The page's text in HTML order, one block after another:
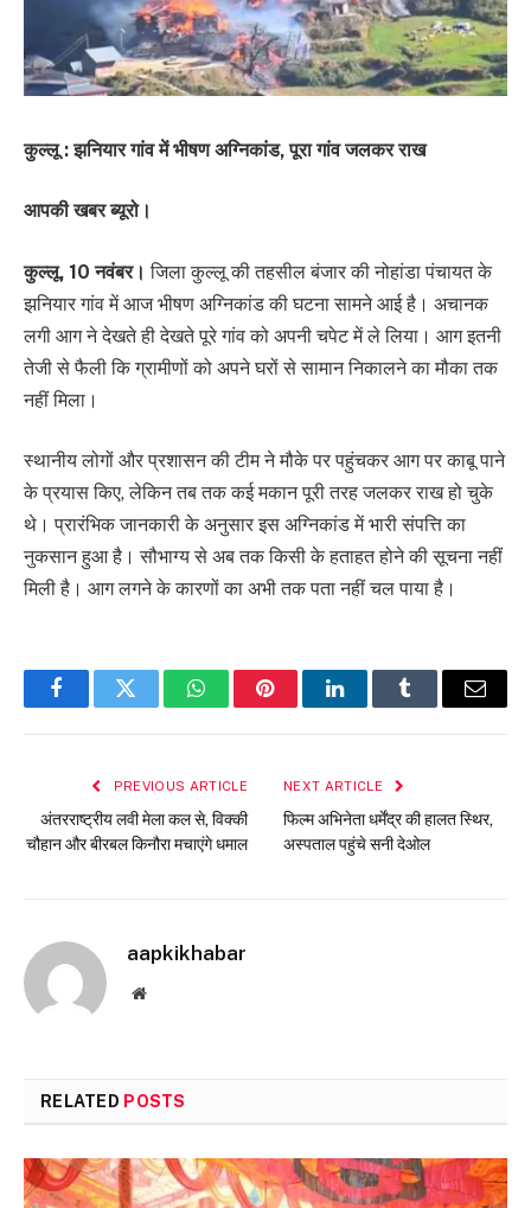
कुल्लू : झनियार गांव में भीषण अग्निकांड, पूरा गांव जलकर राख
आपकी खबर ब्यूरो।
कुल्लू, 10 नवंबर। जिला कुल्लू की तहसील बंजार की नोहांडा पंचायत के
झनियार गांव में आज भीषण अग्निकांड की घटना सामने आई है। अचानक
लगी आग ने देखते ही देखते पूरे गांव को अपनी चपेट में ले लिया। आग इतनी
तेजी से फैली कि ग्रामीणों को अपने घरों से सामान निकालने का मौका तक
नहीं मिला।
स्थानीय लोगों और प्रशासन की टीम ने मौके पर पहुंचकर आग पर काबू पाने
के प्रयास किए, लेकिन तब तक कई मकान पूरी तरह जलकर राख हो चुके
थे। प्रारंभिक जानकारी के अनुसार इस अग्निकांड में भारी संपत्ति का
नुकसान हुआ है। सौभाग्य से अब तक किसी के हताहत होने की सूचना नहीं
मिली है। आग लगने के कारणों का अभी तक पता नहीं चल पाया है।
FacebookTwitter WhatsAppPinterestLinkedInTumblr Email
PREVIOUS ARTICLE
अंतरराष्ट्रीय लवी मेला कल से, विक्की
चौहान और बीरबल किनौरा मचाएंगे धमाल
NEXT ARTICLE
फिल्म अभिनेता धर्मेंद्र की हालत स्थिर,
अस्पताल पहुंचे सनी देओल
aapkikhabar
Website
RELATED POSTS